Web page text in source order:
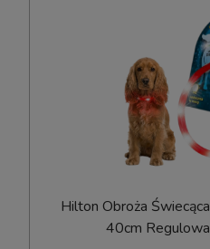
Hilton Obroża
40cm